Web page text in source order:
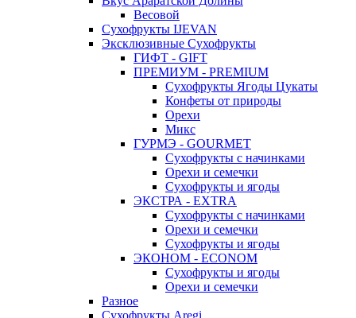
Весовой
Сухофрукты IJEVAN
Эксклюзивные Сухофрукты
ГИФТ - GIFT
ПРЕМИУМ - PREMIUM
Сухофрукты Ягоды Цукаты
Конфеты от природы
Орехи
Микс
ГУРМЭ - GOURMET
Сухофрукты с начинками
Орехи и семечки
Сухофрукты и ягоды
ЭКСТРА - EXTRA
Сухофрукты с начинками
Орехи и семечки
Сухофрукты и ягоды
ЭКОНОМ - ECONOM
Сухофрукты и ягоды
Орехи и семечки
Разное
Сухофрукты Aregi